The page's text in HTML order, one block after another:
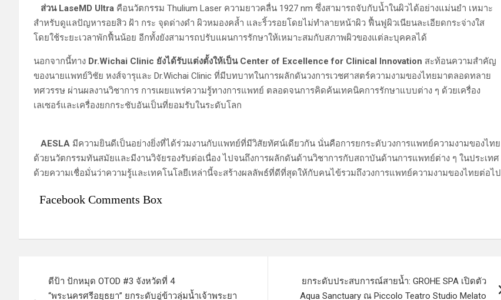
ส่วน LaseMD Ultra คือนวัตกรรม Thulium Laser ความยาวคลื่น 1927 nm ซึ่งสามารถจับกับน้ำในผิวได้อย่างแม่นยำ เหมาะ
สำหรับดูแลปัญหารอยสิว ฝ้า กระ จุดด่างดำ ผิวหมองคล้ำ และริ้วรอยโดยไม่ทำลายหน้าผิว ฟื้นฟูผิวเนียนละเอียดกระจ่างใส
โดยใช้ระยะเวลาพักฟื้นน้อย อีกทั้งยังสามารถปรับแผนการรักษาให้เหมาะสมกับสภาพผิวของแต่ละบุคคลได้
นอกจากนี้ทาง Dr.Wichai Clinic ยังได้รับแต่งตั้งให้เป็น Center of Excellence for Clinical Innovation สะท้อนความสำคัญ
ของนายแพทย์วิชัย หงส์จารุและ Dr.Wichai Clinic ที่มีบทบาทในการผลักดันวงการเวชศาสตร์ความงามของไทยมาตลอดทลาย
ทศวรรษ ผ่านผลงานวิชาการ การเผยแพร่ความรู้ทางการแพทย์ ตลอดจนการคิดค้นเทคนิคการรักษาแบบต่าง ๆ ด้วยเครื่อง
เลเซอร์และเครื่องยกกระชับอันเป็นที่ยอมรับในระดับโลก
AESLA มีความยินดีเป็นอย่างยิ่งที่ได้ร่วมงานกับแพทย์ที่มีวิสัยทัศน์เดียวกัน นั่นคือการยกระดับวงการแพทย์ความงามของไทย
ด้วยนวัตกรรมทันสมัยและมีงานวิจัยรองรับต่อเนื่อง ไปจนถึงการผลักดันด้านวิชาการกับสถาบันด้านการแพทย์ต่าง ๆ ในประเทศ
ด้วยความเชื่อมั่นว่าความรู้และเทคโนโลยีเหล่านี้จะสร้างผลลัพธ์ที่ดีที่สุดให้กับคนไข้รวมถึงวงการแพทย์ความงามของไทยต่อไป
Facebook Comments Box
ดีป้า ปักหมุด OTOD #3 จังหวัดที่ 4
“พระนครศรีอยุธยา” ยกระดับอู่ข้าวลุ่มน้ำเจ้าพระยา
ยกระดับประสบการณ์สายน้ำ: GROHE SPA เปิดตัว
Aqua Sanctuary ณ Piccolo Teatro Studio Melato